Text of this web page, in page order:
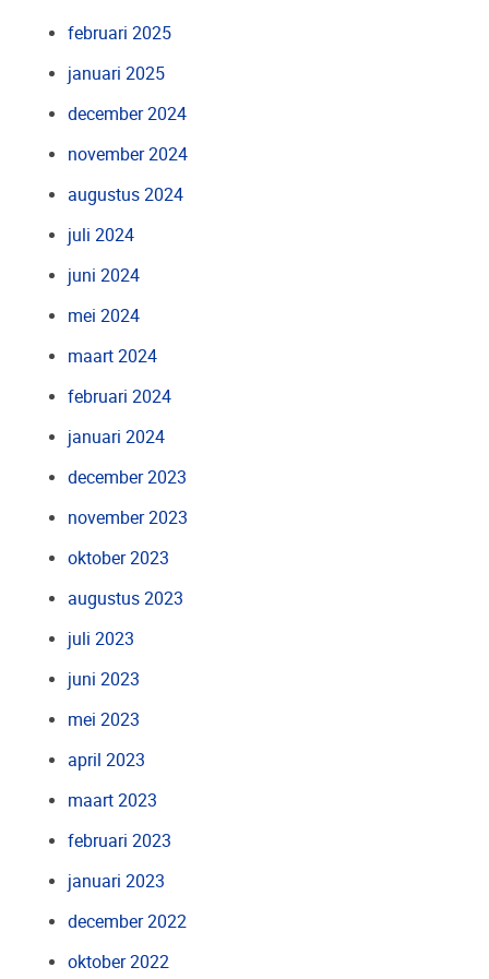
februari 2025
januari 2025
december 2024
november 2024
augustus 2024
juli 2024
juni 2024
mei 2024
maart 2024
februari 2024
januari 2024
december 2023
november 2023
oktober 2023
augustus 2023
juli 2023
juni 2023
mei 2023
april 2023
maart 2023
februari 2023
januari 2023
december 2022
oktober 2022